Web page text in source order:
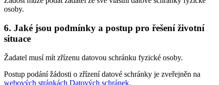
osoby.
6. Jaké jsou podmínky a postup pro řešení životní
situace
Žadatel musí mít zřízenu datovou schránku fyzické osoby.
Postup podání žádosti o zřízení datové schránky je zveřejněn na
webových stránkách Datových schránek.